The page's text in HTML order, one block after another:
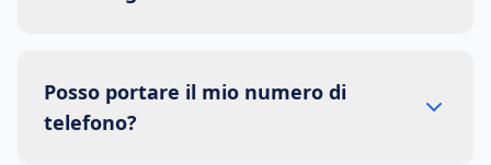
Posso portare il mio numero di
telefono?